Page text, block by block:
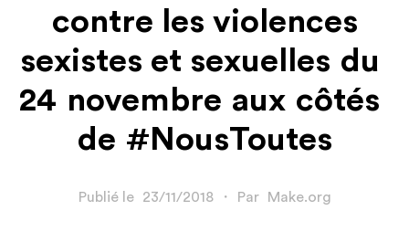
contre les violences
sexistes et sexuelles du
24 novembre aux côtés
de #NousToutes
Publié le 23/11/2018 ・ Par Make.org